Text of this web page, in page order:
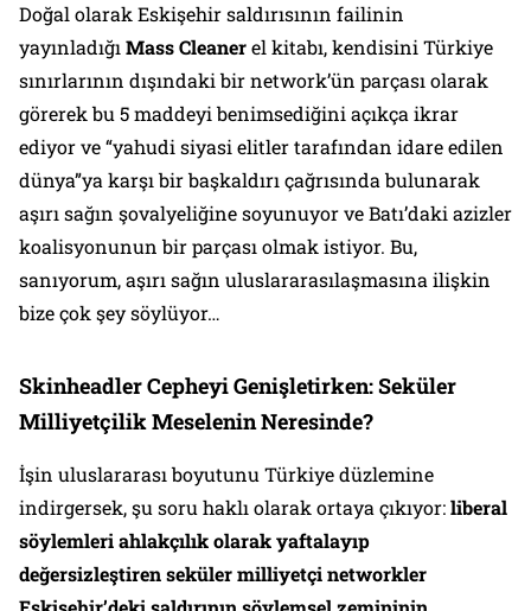
Doğal olarak Eskişehir saldırısının failinin
yayınladığı Mass Cleanerel kitabı, kendisini Türkiye
sınırlarının dışındaki bir network’ün parçası olarak
görerek bu 5 maddeyi benimsediğini açıkça ikrar
ediyor ve “yahudi siyasi elitler tarafından idare edilen
dünya”ya karşı bir başkaldırı çağrısında bulunarak
aşırı sağın şovalyeliğine soyunuyor ve Batı’daki azizler
koalisyonunun bir parçası olmak istiyor. Bu,
sanıyorum, aşırı sağın uluslararasılaşmasına ilişkin
bize çok şey söylüyor…
Skinheadler Cepheyi Genişletirken: Seküler
Milliyetçilik Meselenin Neresinde?
İşin uluslararası boyutunu Türkiye düzlemine
indirgersek, şu soru haklı olarak ortaya çıkıyor:liberal
söylemleri ahlakçılık olarak yaftalayıp
değersizleştiren seküler milliyetçi networkler